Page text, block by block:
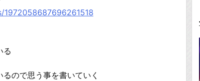
る
ので思う事を書いていく